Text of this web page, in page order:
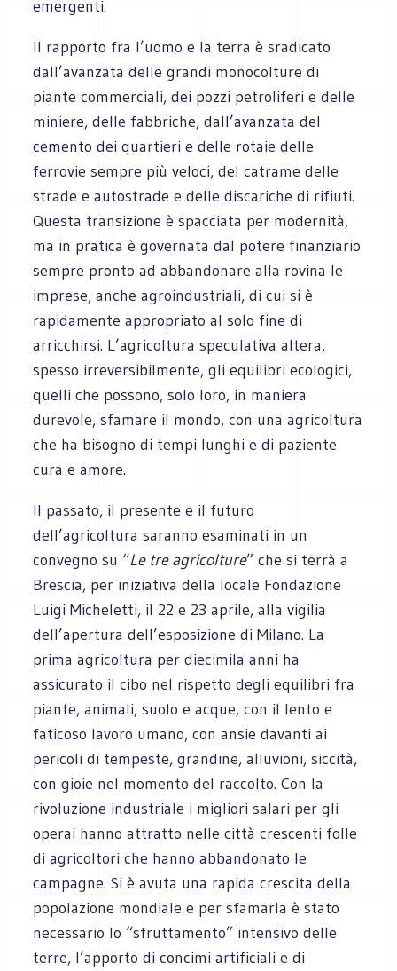
emergenti.
Il rapporto fra l’uomo e la terra è sradicato
dall’avanzata delle grandi monocolture di
piante commerciali, dei pozzi petroliferi e delle
miniere, delle fabbriche, dall’avanzata del
cemento dei quartieri e delle rotaie delle
ferrovie sempre più veloci, del catrame delle
strade e autostrade e delle discariche di rifiuti.
Questa transizione è spacciata per modernità,
ma in pratica è governata dal potere finanziario
sempre pronto ad abbandonare alla rovina le
imprese, anche agroindustriali, di cui si è
rapidamente appropriato al solo fine di
arricchirsi. L’agricoltura speculativa altera,
spesso irreversibilmente, gli equilibri ecologici,
quelli che possono, solo loro, in maniera
durevole, sfamare il mondo, con una agricoltura
che ha bisogno di tempi lunghi e di paziente
cura e amore.
Il passato, il presente e il futuro
dell’agricoltura saranno esaminati in un
convegno su “Le tre agricolture” che si terrà a
Brescia, per iniziativa della locale Fondazione
Luigi Micheletti, il 22 e 23 aprile, alla vigilia
dell’apertura dell’esposizione di Milano. La
prima agricoltura per diecimila anni ha
assicurato il cibo nel rispetto degli equilibri fra
piante, animali, suolo e acque, con il lento e
faticoso lavoro umano, con ansie davanti ai
pericoli di tempeste, grandine, alluvioni, siccità,
con gioie nel momento del raccolto. Con la
rivoluzione industriale i migliori salari per gli
operai hanno attratto nelle città crescenti folle
di agricoltori che hanno abbandonato le
campagne. Si è avuta una rapida crescita della
popolazione mondiale e per sfamarla è stato
necessario lo “sfruttamento” intensivo delle
terre, l’apporto di concimi artificiali e di